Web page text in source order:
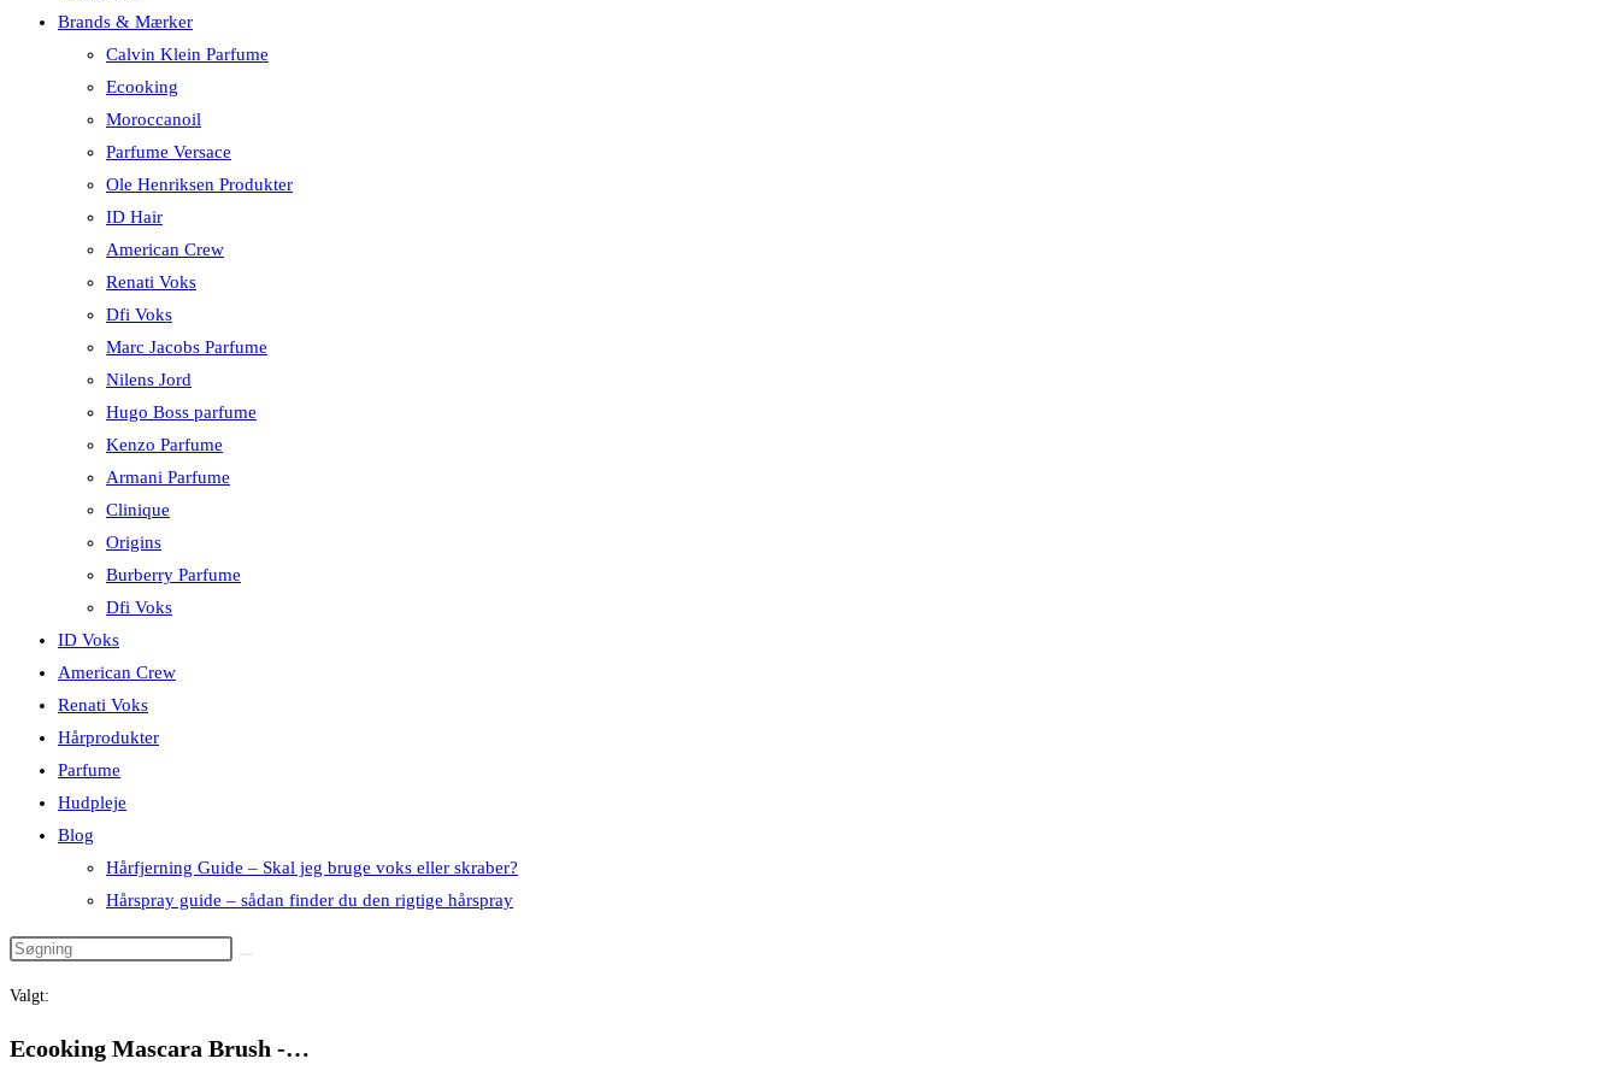
Brands & Mærker
Calvin Klein Parfume
Ecooking
Moroccanoil
Parfume Versace
Ole Henriksen Produkter
ID Hair
American Crew
Renati Voks
Dfi Voks
Marc Jacobs Parfume
Nilens Jord
Hugo Boss parfume
Kenzo Parfume
Armani Parfume
Clinique
Origins
Burberry Parfume
Dfi Voks
ID Voks
American Crew
Renati Voks
Hårprodukter
Parfume
Hudpleje
Blog
Hårfjerning Guide – Skal jeg bruge voks eller skraber?
Hårspray guide – sådan finder du den rigtige hårspray
Valgt:
Ecooking Mascara Brush -…